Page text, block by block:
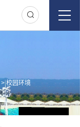
> 校园环境